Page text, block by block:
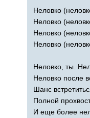
Неловко
Неловко
Неловко
Неловко
Неловко, ты.
Неловко после
Шанс
Полной
И еще более